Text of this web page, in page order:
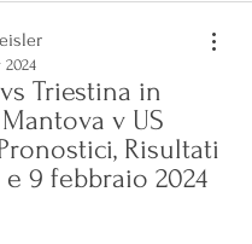
2024
Triestina in
v US
Risultati
9 febbraio 2024